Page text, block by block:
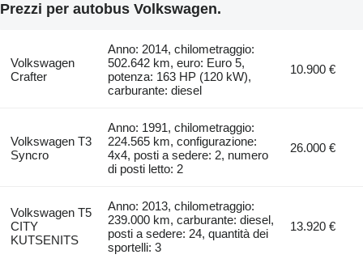
Prezzi per autobus Volkswagen.
Volkswagen
Crafter
Anno: 2014, chilometraggio:
502.642 km, euro: Euro 5,
potenza: 163 HP (120 kW),
carburante: diesel
10.900 €
Volkswagen T3
Syncro
Anno: 1991, chilometraggio:
224.565 km, configurazione:
4x4, posti a sedere: 2, numero
di posti letto: 2
26.000 €
Volkswagen T5
CITY
KUTSENITS
Anno: 2013, chilometraggio:
239.000 km, carburante: diesel,
posti a sedere: 24, quantità dei
sportelli: 3
13.920 €